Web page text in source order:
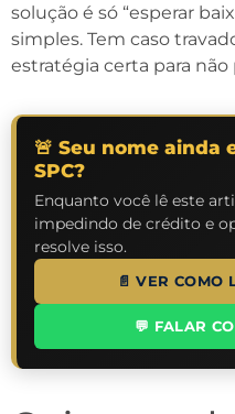
solução é só “esperar
simples. Tem caso
estratégia certa para não
🚨 Seu nome ainda
SPC?
Enquanto você lê este
impedindo de crédito e
resolve isso.
📄 VER COMO
💬 FALAR